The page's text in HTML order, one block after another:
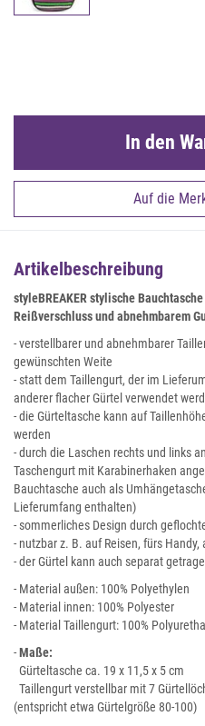
Auf die
In den
Artikelbeschreibung
styleBREAKER stylische
Reißverschluss und abnehmbarem
- verstellbarer und abnehmbarer
gewünschten Weite
- statt dem Taillengurt, der im
anderer flacher Gürtel verwendet
- die Gürteltasche kann auf
werden
- durch die Laschen rechts und links
Taschengurt mit Karabinerhaken
Bauchtasche auch als
Lieferumfang enthalten)
- sommerliches Design durch
- nutzbar z. B. auf Reisen, fürs
- der Gürtel kann auch separat
- Material außen: 100% Polyethylen
- Material innen: 100% Polyester
- Material Taillengurt: 100%
-Maße:
Gürteltasche ca. 19 x 11,5 x 5 cm
Taillengurt verstellbar mit 7
(entspricht etwa Gürtelgröße 80-100)